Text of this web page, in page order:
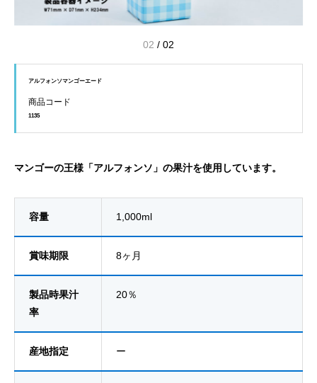
02 / 02
アルフォンソマンゴーエード
商品コード
1135
マンゴーの王様「アルフォンソ」の果汁を使用しています。
容量 1,000ml
賞味期限 8ヶ月
製品時果汁
率
20％
産地指定 ー